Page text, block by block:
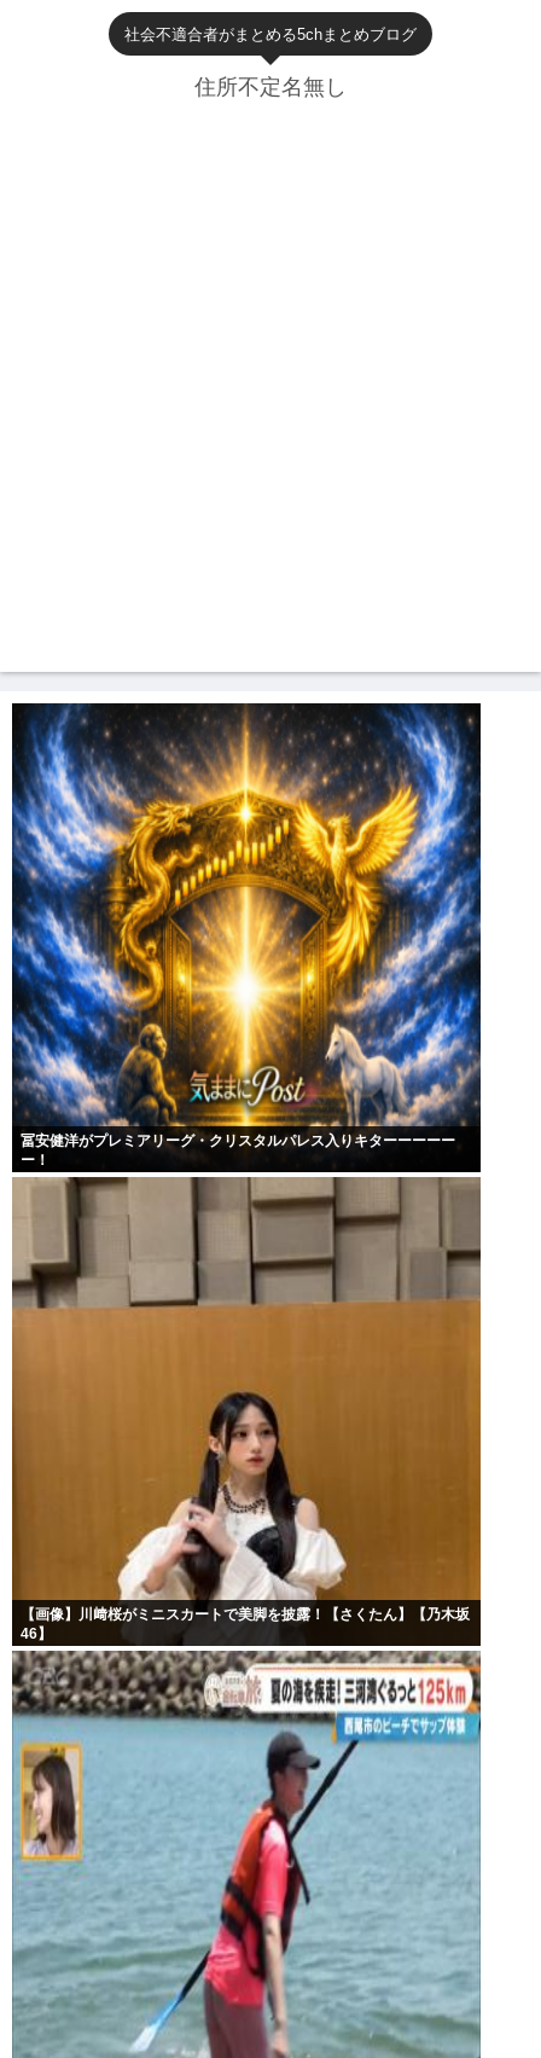
社会不適合者がまとめる5chまとめブログ
住所不定名無し
冨安健洋がプレミアリーグ・クリスタルパレス入りキターーーーー
ー！
【画像】川﨑桜がミニスカートで美脚を披露！【さくたん】【乃木坂
46】